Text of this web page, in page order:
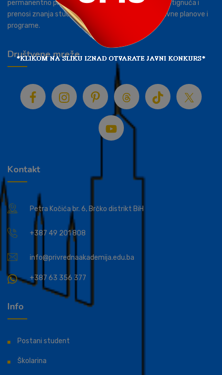
permanentno prati savremene naučne tokove i dostignuća i
prenosi znanja studentima kroz savremene nastavne planove i
programe.
Društvene mreže
Kontakt
Petra Kočića br. 6, Brčko distrikt BiH
+387 49 201 808
info@privrednaakademija.edu.ba
+387 63 356 377
Info
Postani student
Školarina